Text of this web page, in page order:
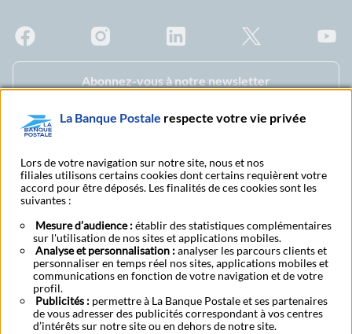
Abonnez-vous à notre newsletter
malentendants
poste
Mentions légalesCGUAccessibiliteDonnées personnellesCookies
BFI - Banque de Financement et d'Investissement
Transparence fiscale
Fonds de garantie des dépôts et de résolution
Comment vous connecter à vos comptes ?Contacter un conseiller
La Banque Postale respecte votre vie privée
Lors de votre navigation sur notre site, nous et nos
filiales utilisons certains cookies dont certains requièrent votre
accord pour être déposés. Les finalités de ces cookies sont les
suivantes :
Mesure d’audience :établir des statistiques complémentaires
sur l'utilisation de nos sites et applications mobiles.
Analyse et personnalisation :analyser les parcours clients et
personnaliser en temps réel nos sites, applications mobiles et
communications en fonction de votre navigation et de votre
profil.
Publicités : permettre à La Banque Postale et ses partenaires
de vous adresser des publicités correspondant à vos centres
d’intérêts sur notre site ou en dehors de notre site.